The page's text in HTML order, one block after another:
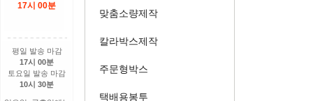
17시 00분
평일 발송 마감
17시 00분
토요일 발송 마감
10시 30분
맞춤소량제작
칼라박스제작
주문형박스
택배용봉투